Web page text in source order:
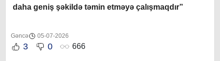
daha geniş şəkildə təmin etməyə çalışmaqdır”
Gəncə 05-07-2026
3 0 666